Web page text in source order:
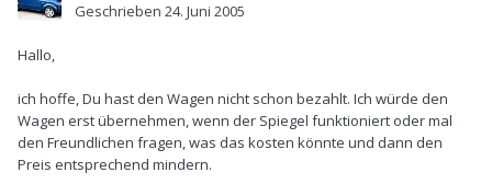
Geschrieben 24. Juni 2005
Hallo,
ich hoffe, Du hast den Wagen nicht schon bezahlt. Ich würde den
Wagen erst übernehmen, wenn der Spiegel funktioniert oder mal
den Freundlichen fragen, was das kosten könnte und dann den
Preis entsprechend mindern.